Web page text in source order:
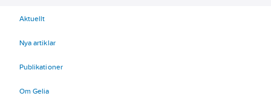
Aktuellt
Nya artiklar
Publikationer
Om Gelia